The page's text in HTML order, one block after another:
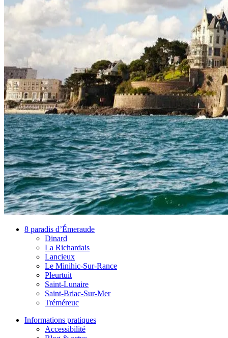
8 paradis d’Émeraude
Dinard
La Richardais
Lancieux
Le Minihic-Sur-Rance
Pleurtuit
Saint-Lunaire
Saint-Briac-Sur-Mer
Tréméreuc
Informations pratiques
Accessibilité